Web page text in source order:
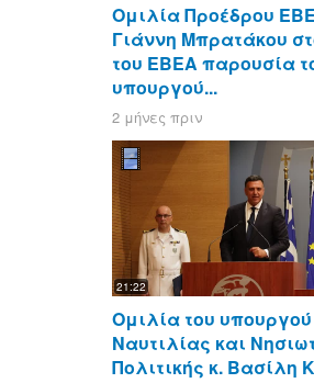
Ομιλία Προέδρου
Γιάννη Μπρατάκου
του ΕΒΕΑ παρουσία
υπουργού...
2 μήνες πριν
21:22
Ομιλία του υπουργού
Ναυτιλίας και
Πολιτικής κ. Βασίλη